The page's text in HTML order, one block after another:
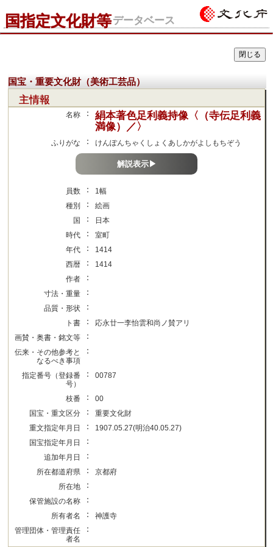
国指定文化財等データベース
国宝・重要文化財（美術工芸品）
主情報
名称 ：
絹本著色足利義持像〈（寺伝足利義
満像）／〉
ふりがな ： けんぽんちゃくしょくあしかがよしもちぞう
解説表示▶
員数 ：
1幅
種別
：
絵画
国
：
日本
時代
：
室町
年代
：
1414
西暦
：
1414
作者
：
寸法・重量 ：
品質・形状 ：
ト書 ：
応永廿一李怡雲和尚ノ賛アリ
画賛・奥書・銘文等
：
伝来・その他参考と
なるべき事項
：
指定番号（登録番
号）
： 00787
枝番 ：
00
国宝・重文区分
：
重要文化財
重文指定年月日
：
1907.05.27(明治40.05.27)
国宝指定年月日
：
追加年月日 ：
所在都道府県 ：
京都府
所在地
：
保管施設の名称 ：
所有者名 ：
神護寺
管理団体・管理責任
者名
：